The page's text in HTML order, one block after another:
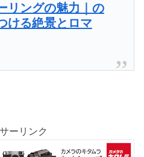
リングの魅力｜の
ける絶景とロマ
ーリンク